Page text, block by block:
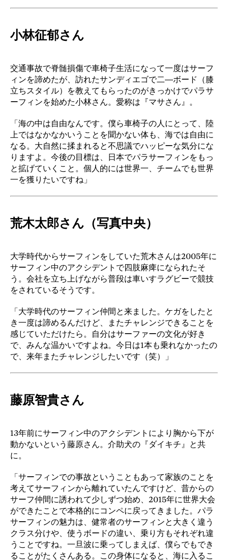
小林征郁さん
交通事故で脊髄損傷で車椅子生活になって一度はサーフ
ィンを諦めたが、訪れたサンディエゴで二―ボード（膝
立ちスタイル）を教えてもらったのがきっかけでパラサ
ーフィンを始めた小林さん。愛称は『マサさん』。
「海の中は自由なんです。僕ら車椅子の人にとって、陸
上ではなかなかいうことを聞かない体も、海では自由に
なる。大自然に揉まれると不思議でハッピーな気分にな
りますよ。今後の目標は、日本でパラサーフィンをもっ
と拡げていくこと。個人的には世界一、チームでも世界
一を獲りたいですね」
荒木太郎さん（写真中央）
大学時代からサーフィンをしていた荒木さんは2005年に
サーフィン中のアクシデントで四肢麻痺になられたそ
う。会社を立ち上げながら普段は車いすラグビーで競技
をされているそうです。
「大学時代のサーフィン仲間と来ました。ケガをしたと
き一度は諦めるんだけど、またチャレンジできることを
感じていただけたら。自分はサーファーの文化が好き
で、みんな温かいですよね。今日は1本も乗れなかったの
で、来年またチャレンジしたいです（笑）」
藤原智貴さん
13年前にサーフィン中のアクシデントにより胸から下が
動かないという藤原さん。介助犬の『ダイキチ』と共
に。
「サーフィンでの事故ということもあって家族のことを
考えてサーフィンから離れていたんですけど、昔からの
サーフ仲間に誘われて少しずつ始め、2015年に世界大会
ができたことで本格的にコンペに戻ってきました。パラ
サーフィンの魅力は、健常者のサーフィンと大きく違う
クラス分けや、使うボードの違い、乗り方もそれぞれ違
うことですね。一旦波に乗ってしまえば、僕らでもでき
ることがたくさんある。この身体になると、海に入るこ